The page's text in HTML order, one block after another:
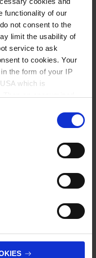
functionality of our
not consent to the
limit the usability of
service to ask
to cookies. Your
the form of your IP
which is
future page visits. The
correspond to EU
that US authorities
the use of your
JETZT KAUFEN
ANFRAGEN
JETZT KAUFEN